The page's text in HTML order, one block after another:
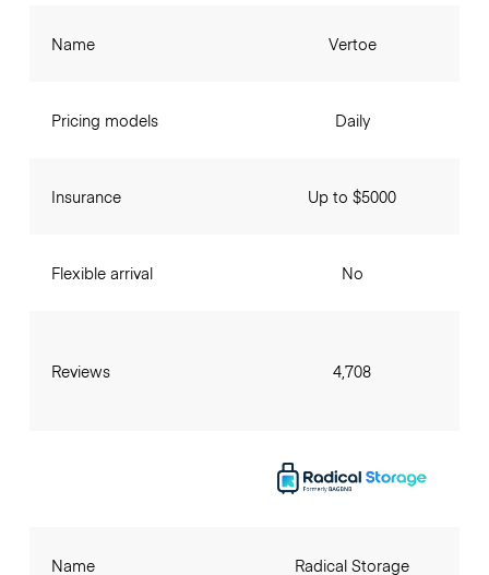
Name
Pricing models
Insurance
Flexible arrival
Reviews
Vertoe
Daily
Up to $5000
No
4,708
Name Radical Storage